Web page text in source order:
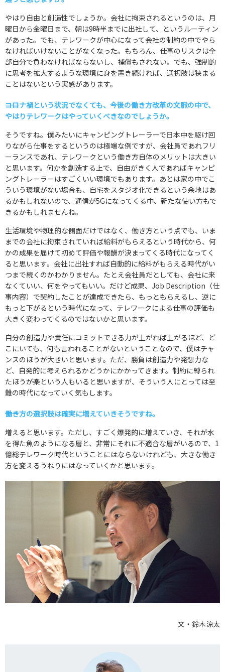
やはり自由と創造性でしょうか。会社に拘束されるというのは、月
曜日から金曜日まで、朝は9時半までに出社して、というルーティン
があった。でも、テレワークが中心になって会社の制約の中でやら
なければいけないことがなくなった。もちろん、仕事のリスクは全
部自分で負わなければならないし、補償もされない。でも、強制的
に思考を拡大するような環境に身を置き続ければ、選択肢は狭まる
ことはないという実感があります。
――コロナ禍という状況でなくても、今後の働き方改革の文脈の中で、
やはりテレワークはやっていくべきなのでしょうか。
そうですね。僕みたいにキャンピングトレーラーで日本中を駆け回
りながら仕事をするというのは極端な例ですが、会社員であれフリ
ーランスであれ、テレワークという働き方自体のメリットは大きい
と思います。何かを創造する上で、自由がきく人であればキャンピ
ングトレーラーはすごくいい環境でもあります。あとは家の中でこ
ういう環境がない場合も、自宅をスタジオ化できるという余地はあ
るかもしれないので、通信が5Gになってくる中、新たな使い方もで
きるかもしれませんね。
生活環境や物理的な側面だけではなく、働き方という点でも、いま
までの会社に拘束されていれば給料がもらえるという時代から、何
かの成果を届けて初めて評価や報酬が決まってくる時代になってく
ると思います。会社に出社すれば自動的に給料がもらえる時代がい
つまで続くのかわかりません。たとえ会社員だとしても、会社に来
なくていい、何をやってもいい。だけど成果、Job Description（仕
事内容）で契約したことが達成できたら、もっともらえるし、逆に
もっと下がるという時代になって、テレワークによる仕事の評価も
大きく変わってくるのではないかと思います。
自分の創造力や責任にコミットできる力が上がれば上がるほど、ど
こにいても、何も言われることがないということなので、僕はチャ
ンスのほうが大きいと思います。ただ、勝負は創造力や発想力な
ど、自発的に考えられるかどうかにかかってきます。制約に縛られ
たほうが楽という人もいると思いますが、そういう人にとっては至
難の時代になっていく気もします。
――働き方の選択肢は確実に増えていきそうですね。
増えると思います。ただし、すごく爆発的に増えていき、それが水
を得た魚のようになる層と、非常にそれに不適合な層がいるので、1
億総テレワーク時代ということにはならないけれども、大きな働き
方を変えるうねりにはなっていくかと思います。
文・鈴木涼太